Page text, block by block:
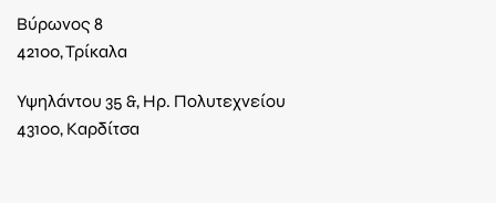
Βύρωνος 8
42100, Τρίκαλα
Υψηλάντου 35 &, Ηρ. Πολυτεχνείου
43100, Καρδίτσα